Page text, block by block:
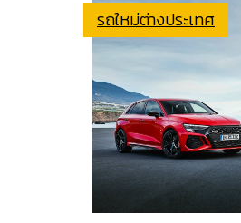
รถใหม่ต่างประเทศ